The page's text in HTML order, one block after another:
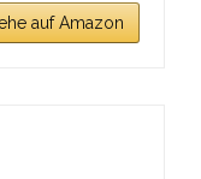
auf Amazon